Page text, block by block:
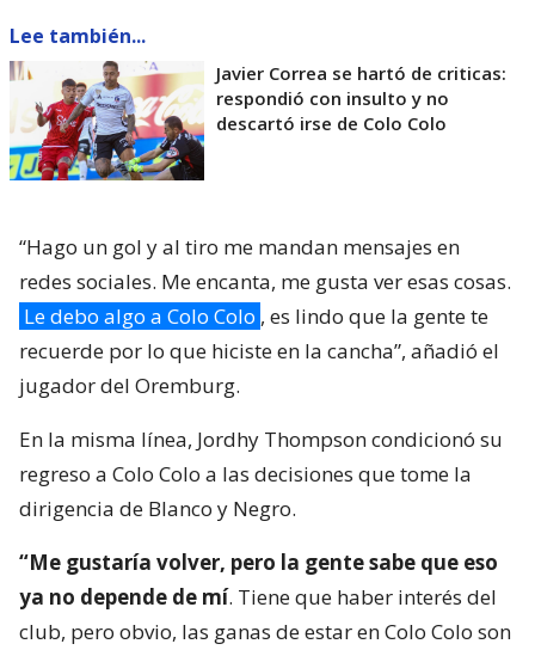
Lee también...
Javier Correa se hartó de criticas:
respondió con insulto y no
descartó irse de Colo Colo
“Hago un gol y al tiro me mandan mensajes en
redes sociales. Me encanta, me gusta ver esas cosas.
Le debo algo a Colo Colo , es lindo que la gente te
recuerde por lo que hiciste en la cancha”, añadió el
jugador del Oremburg.
En la misma línea, Jordhy Thompson condicionó su
regreso a Colo Colo a las decisiones que tome la
dirigencia de Blanco y Negro.
“Me gustaría volver, pero la gente sabe que eso
ya no depende de mí. Tiene que haber interés del
club, pero obvio, las ganas de estar en Colo Colo son